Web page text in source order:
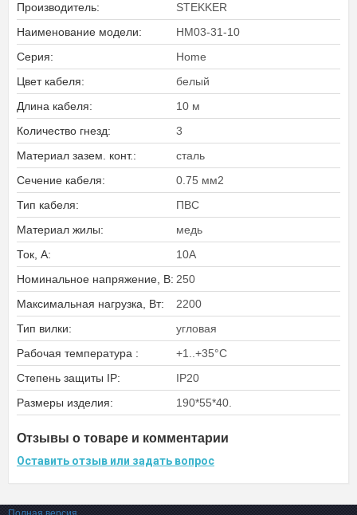
Производитель:
STEKKER
Наименование модели:
HM03-31-10
Серия:
Home
Цвет кабеля:
белый
Длина кабеля:
10 м
Количество гнезд:
3
Материал зазем. конт.:
сталь
Сечение кабеля:
0.75 мм2
Тип кабеля:
ПВС
Материал жилы:
медь
Ток, А:
10А
Номинальное напряжение, В: 250
Максимальная нагрузка, Вт:
2200
Тип вилки:
угловая
Рабочая температура :
+1..+35°C
Степень защиты IP:
IP20
Размеры изделия:
190*55*40.
Отзывы о товаре и комментарии
Оставить отзыв или задать вопрос